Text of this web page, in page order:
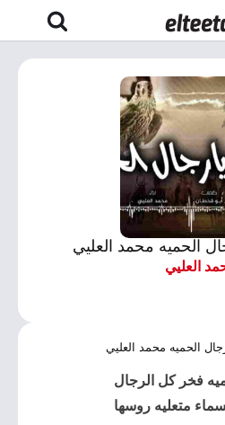
الحميه محمد العليي
العليي
الحميه محمد العليي
فخر كل الرجال
متعليه روسها